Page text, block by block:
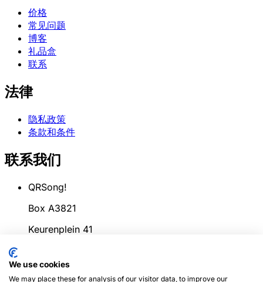
价格
常见问题
博客
礼品盒
联系
法律
隐私政策
条款和条件
联系我们
QRSong!
Box A3821
Keurenplein 41
荷兰
We use cookies
We may place these for analysis of our visitor data, to improve our